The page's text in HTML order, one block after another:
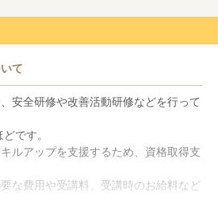
て
安全研修や改善活動研修などを行って
です。
ルアップを支援するため、資格取得支
な費用や受講料、受講時のお給料など